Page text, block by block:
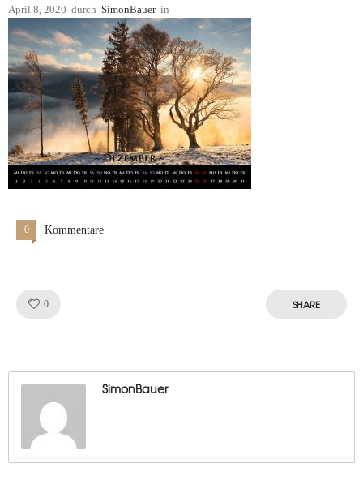
April 8, 2020 durch SimonBauer in
0 Kommentare
0 SHARE
SimonBauer